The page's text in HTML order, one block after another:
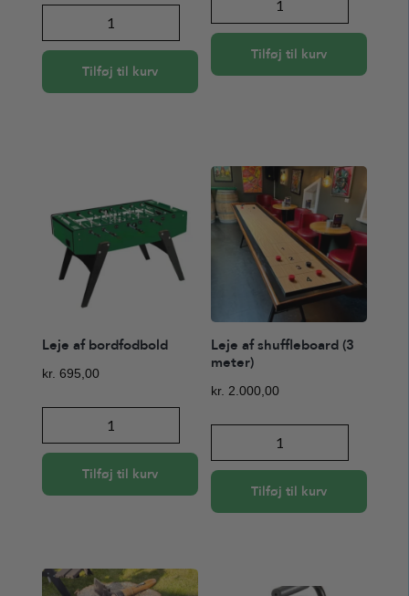
af
gasgrill
Tilføj til kurv
af
spil
Tilføj til kurv
Leje af bordfodbold
kr. 695,00
af
bordfodbold
antal
Tilføj til kurv
Leje af shuffleboard (3
meter)
kr. 2.000,00
af
shuffleboard
(3
Tilføj til kurv